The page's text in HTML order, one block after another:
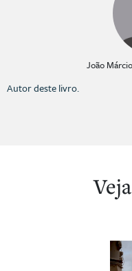
João
Autor deste livro.